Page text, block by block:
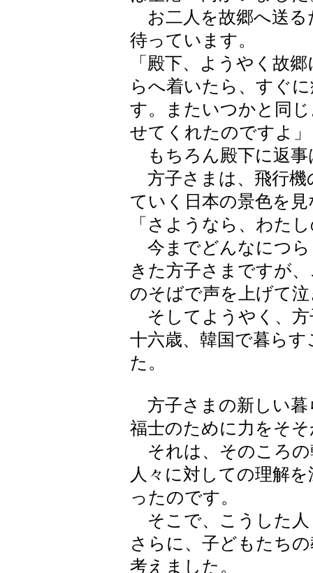
お二人を故郷へ送る
待っています。
「殿下、ようやく故
らへ着いたら、すぐ
す。またいつかと同
せてくれたのですよ」
もちろん殿下に返事
方子さまは、飛行機
ていく日本の景色を
「さようなら、わた
今までどんなにつら
きた方子さまですが
のそばで声を上げて
そしてようやく、方
十六歳、韓国で暮ら
た。
方子さまの新しい暮
福士のために力をそ
それは、そのころの
人々に対しての理解
ったのです。
そこで、こうした人
さらに、子どもたち
考えました。